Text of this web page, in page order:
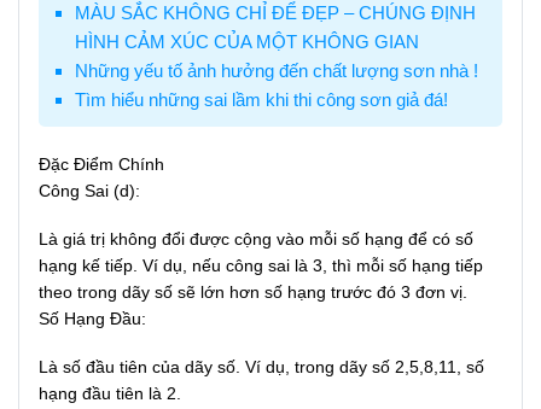
MÀU SẮC KHÔNG CHỈ ĐỂ ĐẸP – CHÚNG ĐỊNH
HÌNH CẢM XÚC CỦA MỘT KHÔNG GIAN
Những yếu tố ảnh hưởng đến chất lượng sơn nhà !
Tìm hiểu những sai lầm khi thi công sơn giả đá!
Đặc Điểm Chính
Công Sai (d):
Là giá trị không đổi được cộng vào mỗi số hạng để có số
hạng kế tiếp. Ví dụ, nếu công sai là 3, thì mỗi số hạng tiếp
theo trong dãy số sẽ lớn hơn số hạng trước đó 3 đơn vị.
Số Hạng Đầu:
Là số đầu tiên của dãy số. Ví dụ, trong dãy số 2,5,8,11, số
hạng đầu tiên là 2.